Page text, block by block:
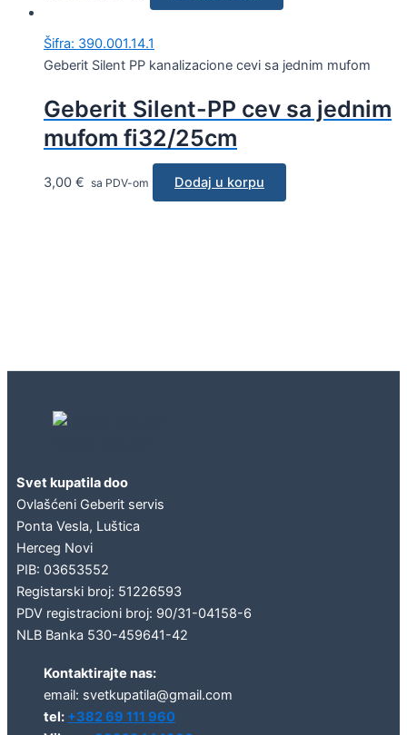
Šifra: 390.001.14.1
Geberit Silent PP kanalizacione cevi sa jednim mufom
Geberit Silent-PP cev sa jednim
mufom fi32/25cm
3,00 € sa PDV-om Dodaj u korpu
Svet kupatila doo
Ovlašćeni Geberit servis
Ponta Vesla, Luštica
Herceg Novi
PIB: 03653552
Registarski broj: 51226593
PDV registracioni broj: 90/31-04158-6
NLB Banka 530-459641-42
Kontaktirajte nas:
email: svetkupatila@gmail.com
tel: +382 69 111 960